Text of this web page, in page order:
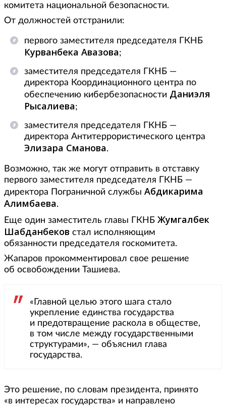
комитета национальной безопасности.
От должностей отстранили:
первого заместителя председателя ГКНБ
Курванбека Авазова;
заместителя председателя ГКНБ —
директора Координационного центра по
обеспечению кибербезопасности Даниэля
Рысалиева;
заместителя председателя ГКНБ —
директора Антитеррористического центра
Элизара Сманова.
Возможно, так же могут отправить в отставку
первого заместителя председателя ГКНБ —
директора Пограничной службы Абдикарима
Алимбаева.
Еще один заместитель главы ГКНБ Жумгалбек
Шабданбеков стал исполняющим
обязанности председателя госкомитета.
Жапаров прокомментировал свое решение
об освобождении Ташиева.
«Главной целью этого шага стало
укрепление единства государства
и предотвращение раскола в обществе,
в том числе между государственными
структурами», — объяснил глава
государства.
Это решение, по словам президента, принято
«в интересах государства» и направлено